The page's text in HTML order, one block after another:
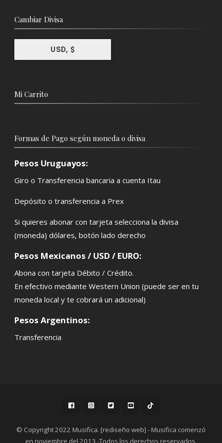
Cambiar Divisa
USD, $
Mi Carrito
Formas de Pago según moneda o divisa
Pesos Uruguayos:
Giro o Transferencia bancaria a cuenta Itau
Depósito o transferencia a Prex
Si quieres abonar con tarjeta selecciona la divisa
(moneda) dólares, botón lado derecho
Pesos Mexicanos / USD / EURO:
Abona con tarjeta Débito / Crédito.
En efectivo mediante Western Union (puede ser en tu
moneda local y te cobrará un adicional)
Pesos Argentinos:
Transferencia
© Copyright 2022 Musifica. [rediseño web] - Musifica comenzó
en noviembre del 2013 -Todos los derechos reservados.